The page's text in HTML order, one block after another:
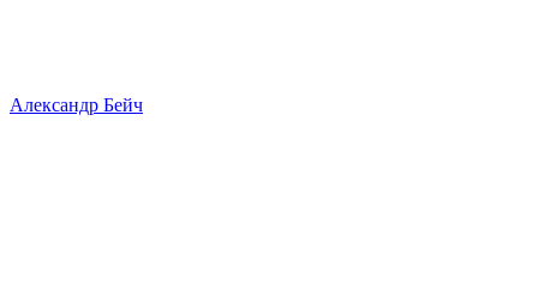
Александр Бейч